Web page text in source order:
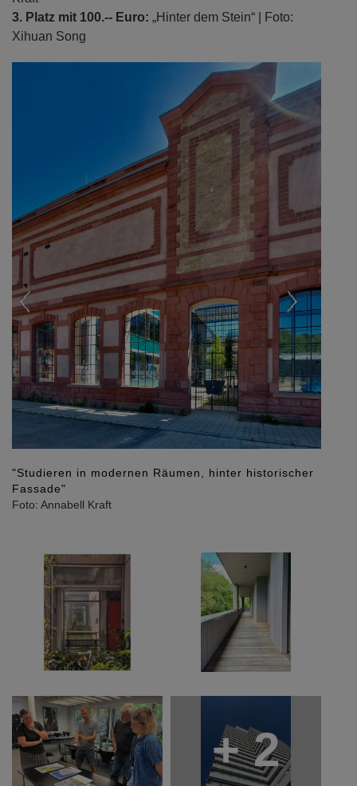
3. Platz mit 100.-- Euro: „Hinter dem Stein“ | Foto:
Xihuan Song
"Studieren in modernen Räumen, hinter historischer
Fassade"
Foto: Annabell Kraft
+ 2